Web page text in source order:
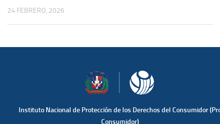
24 FEBRERO, 2026
Instituto Nacional de Protección de los Derechos del Consumidor
Consumidor)